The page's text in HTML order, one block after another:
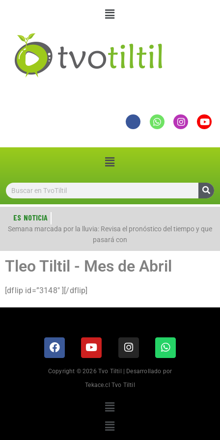
ES NOTICIA
Semana marcada por la lluvia: Revisa el pronóstico del tiempo y que
pasará con
Tleo Tiltil - Mes de Abril
[dflip id=”3148″ ][/dflip]
Copyright © 2026 Tvo Tiltil | Desarrollado por
Tekace.cl Tvo Tiltil